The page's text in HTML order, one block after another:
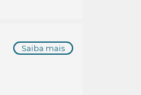
Saiba mais